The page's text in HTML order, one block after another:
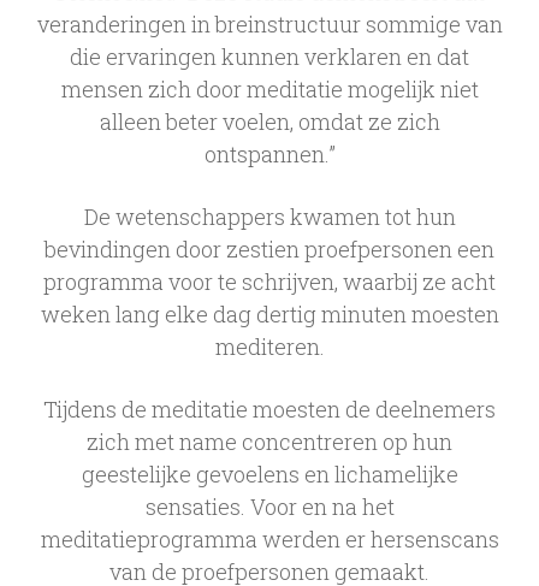
veranderingen in breinstructuur sommige van
die ervaringen kunnen verklaren en dat
mensen zich door meditatie mogelijk niet
alleen beter voelen, omdat ze zich
ontspannen.”
De wetenschappers kwamen tot hun
bevindingen door zestien proefpersonen een
programma voor te schrijven, waarbij ze acht
weken lang elke dag dertig minuten moesten
mediteren.
Tijdens de meditatie moesten de deelnemers
zich met name concentreren op hun
geestelijke gevoelens en lichamelijke
sensaties. Voor en na het
meditatieprogramma werden er hersenscans
van de proefpersonen gemaakt.